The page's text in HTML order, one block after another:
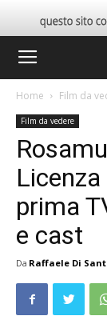
Home Film da
Film da vedere
prima
e cast
Da Raffaele Di